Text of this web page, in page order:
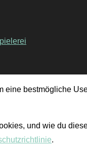
eine bestmögliche
und wie du
.